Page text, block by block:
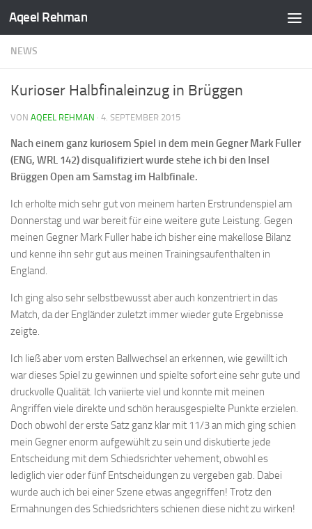
Aqeel Rehman
NEWS
Kurioser Halbfinaleinzug in Brüggen
VON AQEEL REHMAN · 4. SEPTEMBER 2015
Nach einem ganz kuriosem Spiel in dem mein Gegner Mark Fuller
(ENG, WRL 142) disqualifiziert wurde stehe ich bi den Insel
Brüggen Open am Samstag im Halbfinale.
Ich erholte mich sehr gut von meinem harten Erstrundenspiel am
Donnerstag und war bereit für eine weitere gute Leistung. Gegen
meinen Gegner Mark Fuller habe ich bisher eine makellose Bilanz
und kenne ihn sehr gut aus meinen Trainingsaufenthalten in
England.
Ich ging also sehr selbstbewusst aber auch konzentriert in das
Match, da der Engländer zuletzt immer wieder gute Ergebnisse
zeigte.
Ich ließ aber vom ersten Ballwechsel an erkennen, wie gewillt ich
war dieses Spiel zu gewinnen und spielte sofort eine sehr gute und
druckvolle Qualität. Ich variierte viel und konnte mit meinen
Angriffen viele direkte und schön herausgespielte Punkte erzielen.
Doch obwohl der erste Satz ganz klar mit 11/3 an mich ging schien
mein Gegner enorm aufgewühlt zu sein und diskutierte jede
Entscheidung mit dem Schiedsrichter vehement, obwohl es
lediglich vier oder fünf Entscheidungen zu vergeben gab. Dabei
wurde auch ich bei einer Szene etwas angegriffen! Trotz den
Ermahnungen des Schiedsrichters schienen diese nicht zu wirken!